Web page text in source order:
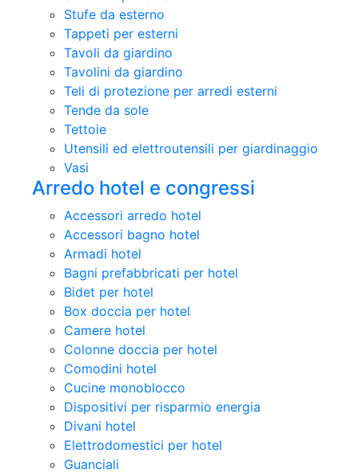
Stufe da esterno
Tappeti per esterni
Tavoli da giardino
Tavolini da giardino
Teli di protezione per arredi esterni
Tende da sole
Tettoie
Utensili ed elettroutensili per giardinaggio
Vasi
Arredo hotel e congressi
Accessori arredo hotel
Accessori bagno hotel
Armadi hotel
Bagni prefabbricati per hotel
Bidet per hotel
Box doccia per hotel
Camere hotel
Colonne doccia per hotel
Comodini hotel
Cucine monoblocco
Dispositivi per risparmio energia
Divani hotel
Elettrodomestici per hotel
Guanciali